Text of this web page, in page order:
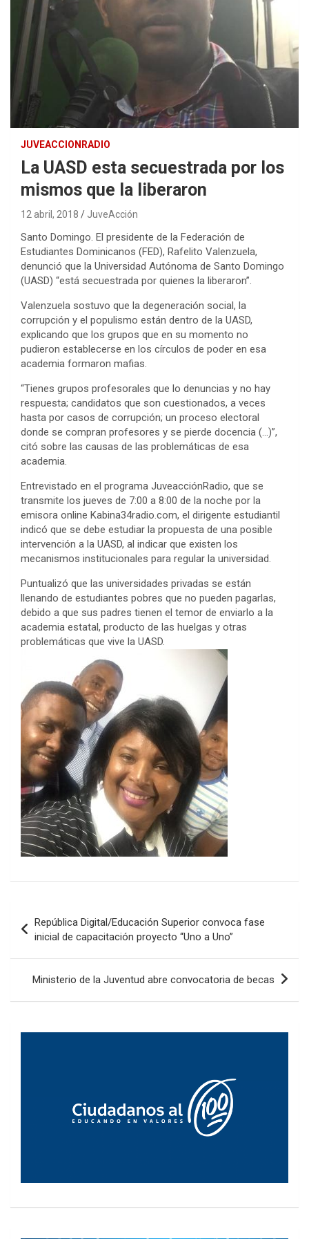
JUVEACCIONRADIO
La UASD esta secuestrada por los
mismos que la liberaron
12 abril, 2018 JuveAcción
Santo Domingo. El presidente de la Federación de
Estudiantes Dominicanos (FED), Rafelito Valenzuela,
denunció que la Universidad Autónoma de Santo Domingo
(UASD) “está secuestrada por quienes la liberaron”.
Valenzuela sostuvo que la degeneración social, la
corrupción y el populismo están dentro de la UASD,
explicando que los grupos que en su momento no
pudieron establecerse en los círculos de poder en esa
academia formaron mafias.
“Tienes grupos profesorales que lo denuncias y no hay
respuesta; candidatos que son cuestionados, a veces
hasta por casos de corrupción; un proceso electoral
donde se compran profesores y se pierde docencia (…)”,
citó sobre las causas de las problemáticas de esa
academia.
Entrevistado en el programa JuveacciónRadio, que se
transmite los jueves de 7:00 a 8:00 de la noche por la
emisora online Kabina34radio.com, el dirigente estudiantil
indicó que se debe estudiar la propuesta de una posible
intervención a la UASD, al indicar que existen los
mecanismos institucionales para regular la universidad.
Puntualizó que las universidades privadas se están
llenando de estudiantes pobres que no pueden pagarlas,
debido a que sus padres tienen el temor de enviarlo a la
academia estatal, producto de las huelgas y otras
problemáticas que vive la UASD.
de
entradas
República Digital/Educación Superior convoca fase
inicial de capacitación proyecto “Uno a Uno”
Ministerio de la Juventud abre convocatoria de becas